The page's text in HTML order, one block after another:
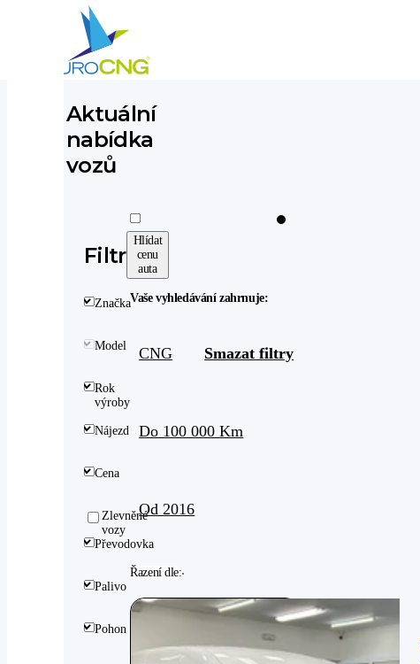
Aktuální
nabídka
vozů
Filtr
Hlídat
cenu
auta
Značka
Model
Rok
výroby
Nájezd
Cena
Zlevněné
vozy
Převodovka
Palivo
Pohon
Vaše vyhledávání zahrnuje:
CNG
Do 100 000 Km
Od 2016
Smazat filtry
Řazení dle: